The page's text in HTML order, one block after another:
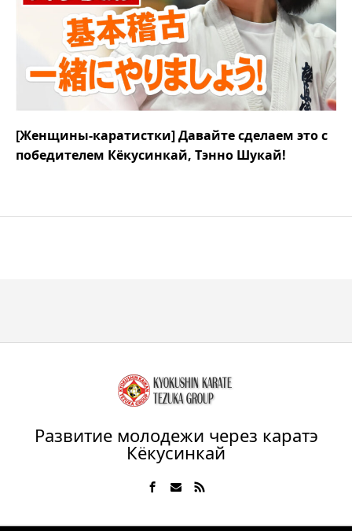
[Женщины-каратистки] Давайте сделаем это с
победителем Кёкусинкай, Тэнно Шукай!
Развитие молодежи через каратэ
Кёкусинкай